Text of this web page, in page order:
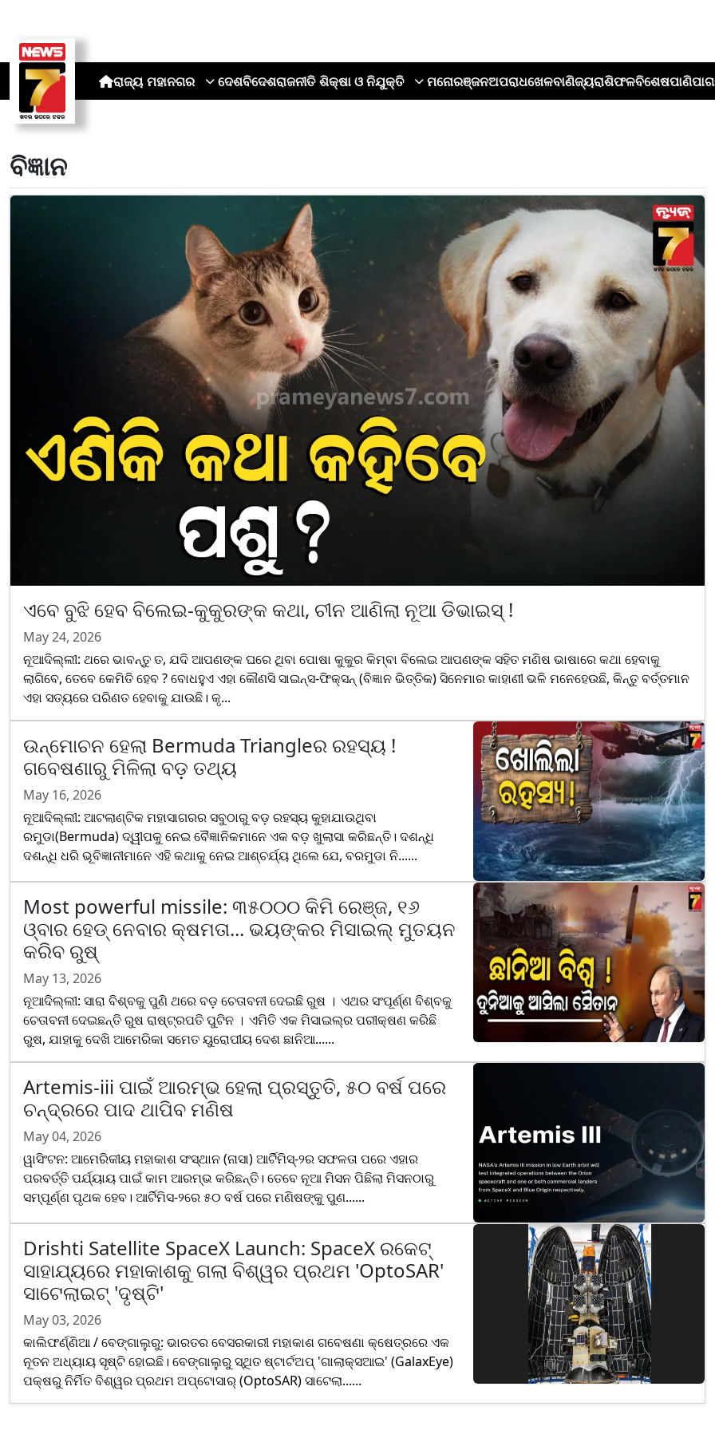
ରାଜ୍ୟ ମହାନଗର ଦେଶବିଦେଶରାଜନୀତି ଶିକ୍ଷା ଓ ନିଯୁକ୍ତି ମନୋରଞ୍ଜନଅପରାଧଖେଳବାଣିଜ୍ୟରାଶିଫଳବିଶେଷପାଣିପାଗ
ବିଜ୍ଞାନ
ଏବେ ବୁଝି ହେବ ବିଲେଇ-କୁକୁରଙ୍କ କଥା, ଚୀନ ଆଣିଲା ନୂଆ ଡିଭାଇସ୍ !
May 24, 2026
ନୂଆଦିଲ୍ଲୀ: ଥରେ ଭାବନ୍ତୁ ତ, ଯଦି ଆପଣଙ୍କ ଘରେ ଥିବା ପୋଷା କୁକୁର କିମ୍ବା ବିଲେଇ ଆପଣଙ୍କ ସହିତ ମଣିଷ ଭାଷାରେ କଥା ହେବାକୁ
ଲାଗିବେ, ତେବେ କେମିତି ହେବ ? ବୋଧହୁଏ ଏହା କୌଣସି ସାଇନ୍ସ-ଫିକ୍ସନ୍ (ବିଜ୍ଞାନ ଭିତ୍ତିକ) ସିନେମାର କାହାଣୀ ଭଳି ମନେହେଉଛି, କିନ୍ତୁ ବର୍ତ୍ତମାନ
ଏହା ସତ୍ୟରେ ପରିଣତ ହେବାକୁ ଯାଉଛି। କୃ...
ଉନ୍ମୋଚନ ହେଲା Bermuda Triangleର ରହସ୍ୟ !
ଗବେଷଣାରୁ ମିଳିଲା ବଡ଼ ତଥ୍ୟ
May 16, 2026
ନୂଆଦିଲ୍ଲୀ: ଆଟଲାଣ୍ଟିକ ମହାସାଗରର ସବୁଠାରୁ ବଡ଼ ରହସ୍ୟ କୁହାଯାଉଥିବା
ରମୁଡା(Bermuda) ଦ୍ୱୀପକୁ ନେଇ ବୈଜ୍ଞାନିକମାନେ ଏକ ବଡ଼ ଖୁଲାସା କରିଛନ୍ତି। ଦଶନ୍ଧି
ଦଶନ୍ଧି ଧରି ଭୂବିଜ୍ଞାନୀମାନେ ଏହି କଥାକୁ ନେଇ ଆଶ୍ଚର୍ଯ୍ୟ ଥିଲେ ଯେ, ବରମୁଡା ନି......
Most powerful missile: ୩୫୦୦୦ କିମି ରେଞ୍ଜ, ୧୬
ଓ୍ବାର ହେଡ୍ ନେବାର କ୍ଷମତା... ଭୟଙ୍କର ମିସାଇଲ୍ ମୁତୟନ
କରିବ ରୁଷ୍‌
May 13, 2026
ନୂଆଦିଲ୍ଲୀ: ସାରା ବିଶ୍ବକୁ ପୁଣି ଥରେ ବଡ଼ ଚେତାବନୀ ଦେଇଛି ରୁଷ । ଏଥର ସଂପୂର୍ଣ୍ଣ ବିଶ୍ବକୁ
ଚେତାବନୀ ଦେଇଛନ୍ତି ରୁଷ ରାଷ୍ଟ୍ରପତି ପୁଟିନ । ଏମିତି ଏକ ମିସାଇଲ୍ର ପରୀକ୍ଷଣ କରିଛି
ରୁଷ, ଯାହାକୁ ଦେଖି ଆମେରିକା ସମେତ ୟୁରୋପୀୟ ଦେଶ ଛାନିଆ......
Artemis-iii ପାଇଁ ଆରମ୍ଭ ହେଲା ପ୍ରସ୍ତୁତି, ୫୦ ବର୍ଷ ପରେ
ଚନ୍ଦ୍ରରେ ପାଦ ଥାପିବ ମଣିଷ
May 04, 2026
ୱାସିଂଟନ: ଆମେରିକୀୟ ମହାକାଶ ସଂସ୍ଥାନ (ନାସା) ଆର୍ଟିମିସ୍-୨ର ସଫଳତା ପରେ ଏହାର
ପରବର୍ତ୍ତି ପର୍ଯ୍ୟାୟ ପାଇଁ କାମ ଆରମ୍ଭ କରିଛନ୍ତି। ତେବେ ନୂଆ ମିସନ ପିଛିଲା ମିସନଠାରୁ
ସମ୍ପୂର୍ଣ୍ଣ ପୃଥକ ହେବ। ଆର୍ଟିମିସ-୨ରେ ୫୦ ବର୍ଷ ପରେ ମଣିଷଙ୍କୁ ପୁଣ......
Drishti Satellite SpaceX Launch: SpaceX ରକେଟ୍
ସାହାଯ୍ୟରେ ମହାକାଶକୁ ଗଲା ବିଶ୍ୱର ପ୍ରଥମ 'OptoSAR'
ସାଟେଲାଇଟ୍ 'ଦୃଷ୍ଟି'
May 03, 2026
କାଲିଫର୍ଣ୍ଣିଆ / ବେଙ୍ଗାଲୁରୁ: ଭାରତର ବେସରକାରୀ ମହାକାଶ ଗବେଷଣା କ୍ଷେତ୍ରରେ ଏକ
ନୂତନ ଅଧ୍ୟାୟ ସୃଷ୍ଟି ହୋଇଛି। ବେଙ୍ଗାଲୁରୁ ସ୍ଥିତ ଷ୍ଟାର୍ଟଅପ୍ 'ଗାଲାକ୍ସଆଇ' (GalaxEye)
ପକ୍ଷରୁ ନିର୍ମିତ ବିଶ୍ୱର ପ୍ରଥମ ଅପ୍ଟୋସାର୍ (OptoSAR) ସାଟେଲା......